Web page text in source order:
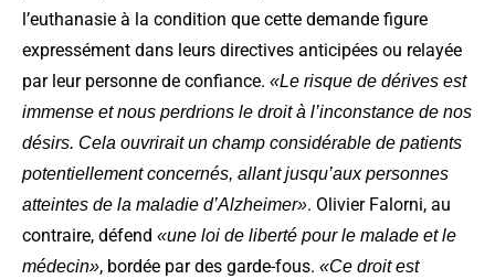
l’euthanasie à la condition que cette demande figure
expressément dans leurs directives anticipées ou relayée
par leur personne de confiance. «Le risque de dérives est
immense et nous perdrions le droit à l’inconstance de nos
désirs. Cela ouvrirait un champ considérable de patients
potentiellement concernés, allant jusqu’aux personnes
atteintes de la maladie d’Alzheimer». Olivier Falorni, au
contraire, défend «une loi de liberté pour le malade et le
médecin», bordée par des garde-fous. «Ce droit est